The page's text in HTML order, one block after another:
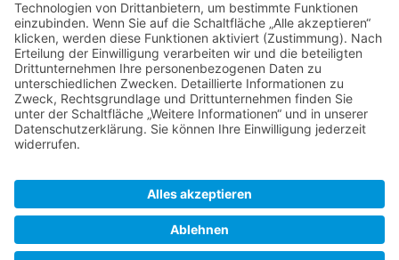
Kontakt
Impressum
Datenschutzhinweis
Cookie-Einstellungen
© René Chrobak | Meesenring 4a | 23566 Lübeck
Ausführende Werbeagentur; Webseite, Planung, Konzept, Design,
Programmierung und Pflege: